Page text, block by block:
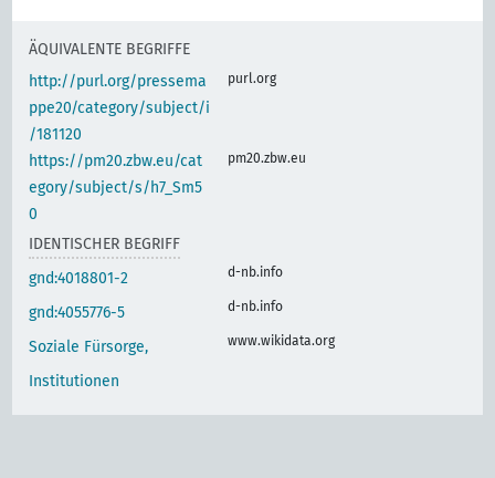
ÄQUIVALENTE BEGRIFFE
http://purl.org/pressema
ppe20/category/subject/i
/181120
purl.org
https://pm20.zbw.eu/cat
egory/subject/s/h7_Sm5
0
pm20.zbw.eu
IDENTISCHER BEGRIFF
gnd:4018801-2
d-nb.info
gnd:4055776-5 d-nb.info
Soziale Fürsorge,
Institutionen
www.wikidata.org